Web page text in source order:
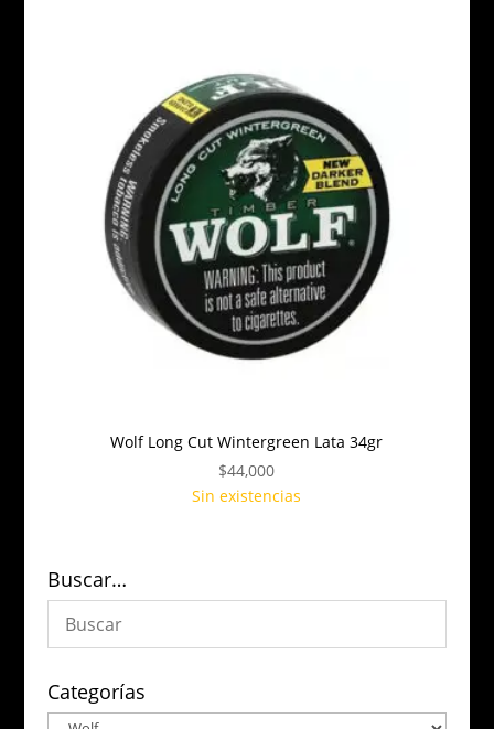
Wolf Long Cut Wintergreen Lata 34gr
$44,000
Sin existencias
Buscar…
Categorías